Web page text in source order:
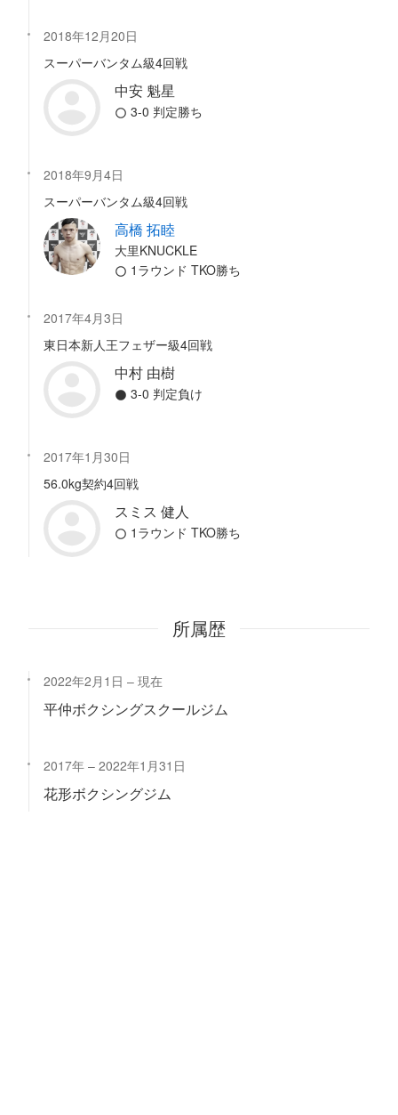
2018年12月20日
スーパーバンタム級4回戦
中安 魁星
3-0 判定勝ち
2018年9月4日
スーパーバンタム級4回戦
高橋 拓睦
大里KNUCKLE
1ラウンド TKO勝ち
2017年4月3日
東日本新人王フェザー級4回戦
中村 由樹
3-0 判定負け
2017年1月30日
56.0kg契約4回戦
スミス 健人
1ラウンド TKO勝ち
所属歴
2022年2月1日 現在
平仲ボクシングスクールジム
2017年 2022年1月31日
花形ボクシングジム